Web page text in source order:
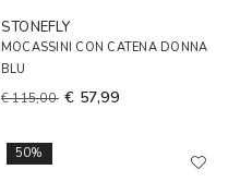
STONEFLY
MOCASSINI CON CATENA DONNA
BLU
€ 115,00 € 57,99
50%